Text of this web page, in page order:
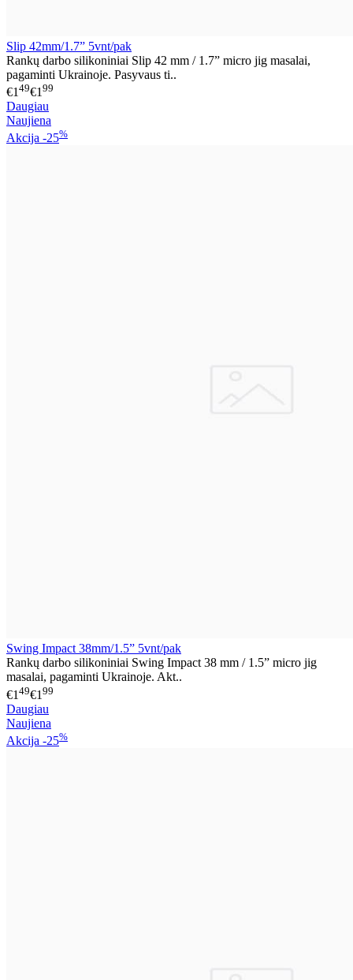
Slip 42mm/1.7” 5vnt/pak
Rankų darbo silikoniniai Slip 42 mm / 1.7” micro jig masalai,
pagaminti Ukrainoje. Pasyvaus ti..
€1 49€1 99
Daugiau
Naujiena
Akcija -25%
Swing Impact 38mm/1.5” 5vnt/pak
Rankų darbo silikoniniai Swing Impact 38 mm / 1.5” micro jig
masalai, pagaminti Ukrainoje. Akt..
€1 49€1 99
Daugiau
Naujiena
Akcija -25%